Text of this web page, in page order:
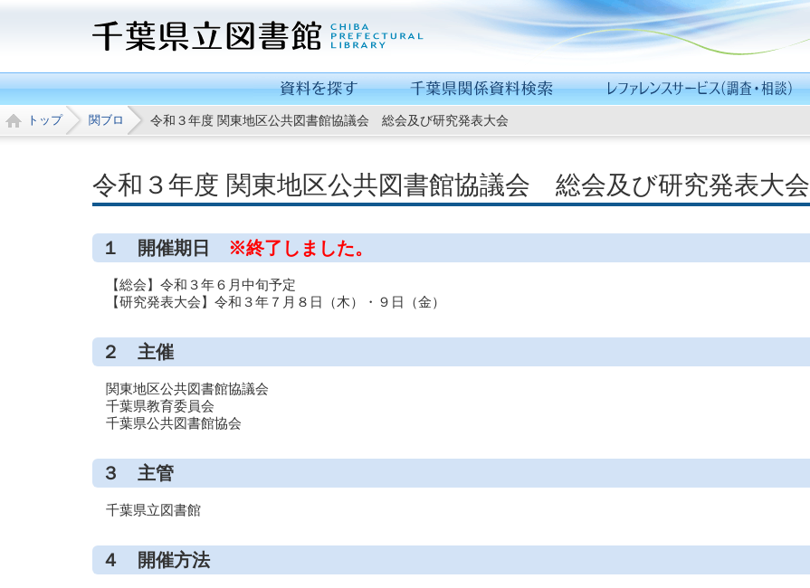
トップ 関ブロ 令和３年度 関東地区公共図書館協議会 総会及び研究発表大会
令和３年度 関東地区公共図書館協議会 総会及び研究発表大会
１ 開催期日 ※終了しました。
【総会】令和３年６月中旬予定
【研究発表大会】令和３年７月８日（木）・９日（金）
２ 主催
関東地区公共図書館協議会
千葉県教育委員会
千葉県公共図書館協会
３ 主管
千葉県立図書館
４ 開催方法
千
県
関